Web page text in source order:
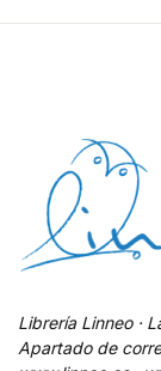
Librería Linneo ·
Apartado de